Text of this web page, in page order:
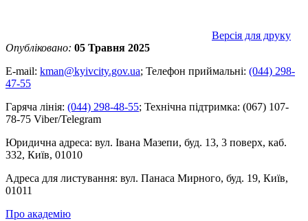
Версія для друку
Опубліковано: 05 Травня 2025
E-mail: kman@kyivcity.gov.ua; Телефон приймальні: (044) 298-
47-55
Гаряча лінія: (044) 298-48-55; Технічна підтримка: (067) 107-
78-75 Viber/Telegram
Юридична адреса: вул. Івана Мазепи, буд. 13, 3 поверх, каб.
332, Київ, 01010
Адреса для листування: вул. Панаса Мирного, буд. 19, Київ,
01011
Про академію